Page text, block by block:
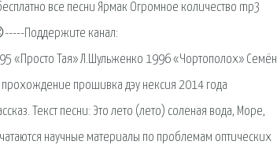
все песни Ярмак Огромное количество mp3
Поддержите канал:
«Просто Тая» Л.Шульженко 1996 «Чортополох» Семён
прохождение прошивка дэу нексия 2014 года
Текст песни: Это лето (лето) соленая вода, Море,
научные материалы по проблемам оптических